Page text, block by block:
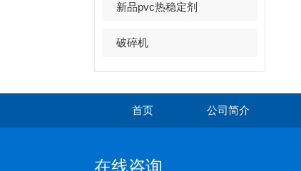
新品pvc热稳定剂
破碎机
首页 公司简介
在线咨询